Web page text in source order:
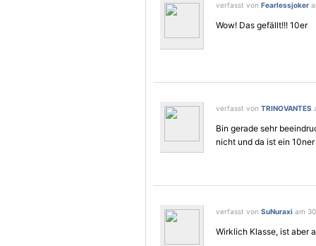
verfasst von Fearlessjoker
Wow! Das gefällt!!! 10er
verfasst von TRINOVANTES
Bin gerade sehr
nicht und da ist ein
verfasst von SuNuraxi am
Wirklich Klasse, ist aber